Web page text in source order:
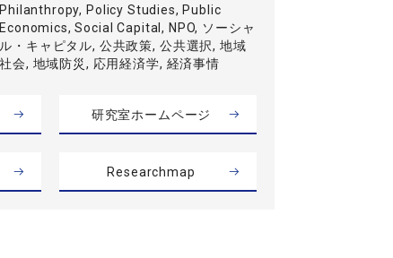
Philanthropy, Policy Studies, Public
Economics, Social Capital, NPO, ソーシャ
ル・キャピタル, 公共政策, 公共選択, 地域
社会, 地域防災, 応用経済学, 経済事情
研究室ホームページ
Researchmap